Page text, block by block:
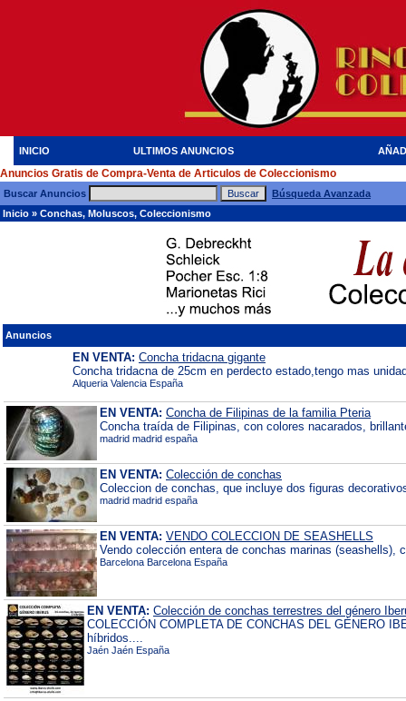
INICIO ULTIMOS ANUNCIOS
Anuncios Gratis de Compra-Venta de Articulos de Coleccionismo
Buscar Anuncios
Búsqueda Avanzada
Inicio » Conchas, Moluscos, Coleccionismo
Anuncios
EN VENTA: Concha tridacna gigante
Concha tridacna de 25cm en perdecto estado,tengo mas
Alqueria Valencia España
EN VENTA: Concha de Filipinas de la familia Pteria
Concha traída de Filipinas, con colores nacarados,
madrid madrid españa
EN VENTA: Colección de conchas
Coleccion de conchas, que incluye dos figuras
madrid madrid españa
EN VENTA: VENDO COLECCION DE SEASHELLS
Vendo colección entera de conchas marinas (seashells),
Barcelona Barcelona España
EN VENTA: Colección de conchas terrestres del género
COLECCIÓN COMPLETA DE CONCHAS DEL GÉNERO
híbridos....
Jaén Jaén España